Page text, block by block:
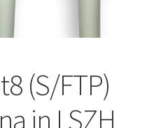
(S/FTP)
in LSZH